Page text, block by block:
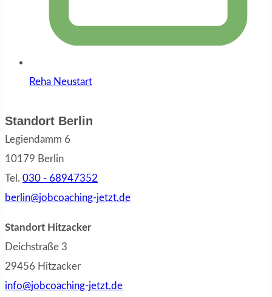
Reha Neustart
Standort Berlin
Legiendamm 6
10179 Berlin
Tel. 030 - 68947352
berlin@jobcoaching-jetzt.de
Standort Hitzacker
Deichstraße 3
29456 Hitzacker
info@jobcoaching-jetzt.de